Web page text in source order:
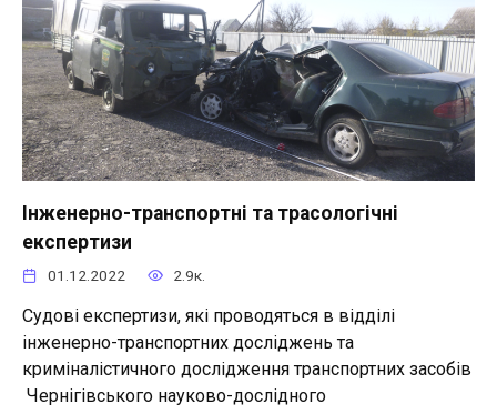
Інженерно-транспортні та трасологічні
експертизи
01.12.2022 2.9к.
Судові експертизи, які проводяться в відділі
інженерно-транспортних досліджень та
криміналістичного дослідження транспортних засобів
Чернігівського науково-дослідного